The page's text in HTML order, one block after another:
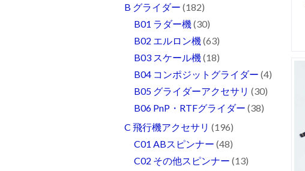
B グライダー (182)
B01 ラダー機(30)
B02 エルロン機(63)
B03 スケール機(18)
B04 コンポジットグライダー (4)
B05 グライダーアクセサリ (30)
B06 PnP・RTFグライダー (38)
C 飛行機アクセサリ (196)
C01 ABスピンナー (48)
C02 その他スピンナー (13)